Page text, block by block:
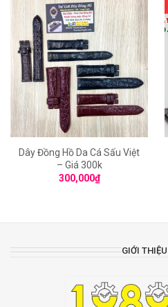
Dây Đồng Hồ Da Cá Sấu Việt
– Giá 300k
300,000₫
GIỚI THIỆU